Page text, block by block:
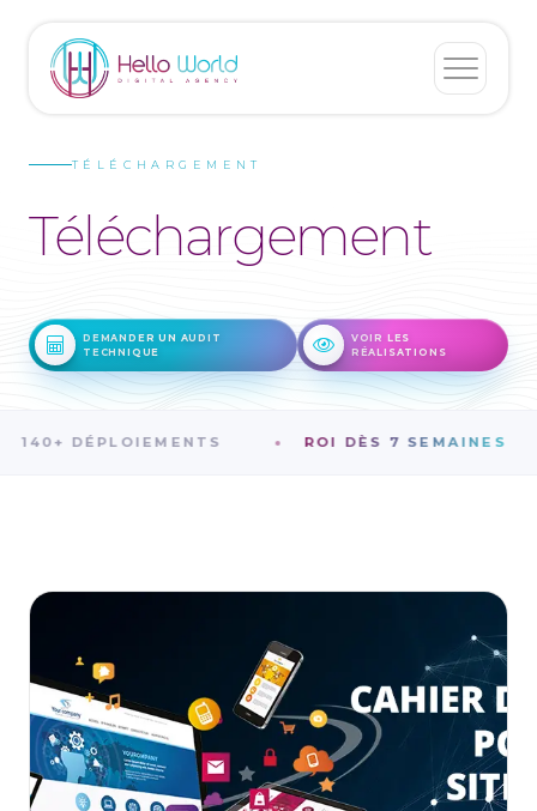
TÉLÉCHARGEMENT
Téléchargement
DEMANDER UN AUDIT
TECHNIQUE
VOIR LES
RÉALISATIONS
140+ DÉPLOIEMENTS ROI DÈS 7 SEMAINES